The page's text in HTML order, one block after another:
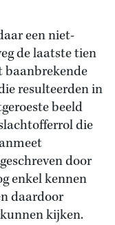
een niet-
de laatste tien
baanbrekende
resulteerden in
beeld
die
door
enkel kennen
daardoor
kijken.